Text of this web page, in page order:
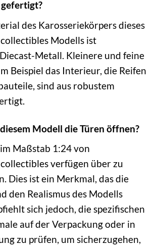
des Karosseriekörpers dieses
Modells ist
Metall. Kleinere und feine
Beispiel das Interieur, die Reifen
sind aus robustem
Modell die Türen öffnen?
Maßstab 1:24 von
verfügen über zu
Dies ist ein Merkmal, das die
den Realismus des Modells
sich jedoch, die spezifischen
auf der Verpackung oder in
zu prüfen, um sicherzugehen,